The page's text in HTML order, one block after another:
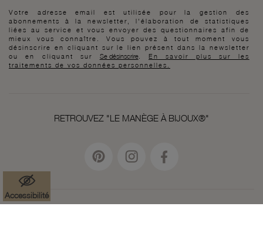
Votre adresse email est utilisée pour la gestion des
abonnements à la newsletter, l'élaboration de statistiques
liées au service et vous envoyer des questionnaires afin de
mieux vous connaître. Vous pouvez à tout moment vous
désinscrire en cliquant sur le lien présent dans la newsletter
ou en cliquant sur Se désinscrire.En savoir plus sur les
traitements de vos données personnelles.
RETROUVEZ "LE MANÈGE À BIJOUX®"
Accessibilité